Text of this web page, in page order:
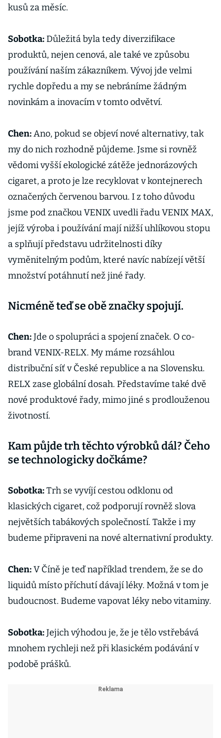
kusů za měsíc.
Sobotka:Důležitá byla tedy diverzifikace
produktů, nejen cenová, ale také ve způsobu
používání naším zákazníkem. Vývoj jde velmi
rychle dopředu a my se nebráníme žádným
novinkám a inovacím v tomto odvětví.
Chen:Ano, pokud se objeví nové alternativy, tak
my do nich rozhodně půjdeme. Jsme si rovněž
vědomi vyšší ekologické zátěže jednorázových
cigaret, a proto je lze recyklovat v kontejnerech
označených červenou barvou. I z toho důvodu
jsme pod značkou VENIX uvedli řadu VENIX MAX,
jejíž výroba i používání mají nižší uhlíkovou stopu
a splňují představu udržitelnosti díky
vyměnitelným podům, které navíc nabízejí větší
množství potáhnutí než jiné řady.
Nicméně teď se obě značky spojují.
Chen:Jde o spolupráci a spojení značek. O co-
brand VENIX-RELX. My máme rozsáhlou
distribuční síť v České republice a na Slovensku.
RELX zase globální dosah. Představíme také dvě
nové produktové řady, mimo jiné s prodlouženou
životností.
Kam půjde trh těchto výrobků dál? Čeho
se technologicky dočkáme?
Sobotka:Trh se vyvíjí cestou odklonu od
klasických cigaret, což podporují rovněž slova
největších tabákových společností. Takže i my
budeme připraveni na nové alternativní produkty.
Chen:V Číně je teď například trendem, že se do
liquidů místo příchutí dávají léky. Možná v tom je
budoucnost. Budeme vapovat léky nebo vitaminy.
Sobotka:Jejich výhodou je, že je tělo vstřebává
mnohem rychleji než při klasickém podávání v
podobě prášků.